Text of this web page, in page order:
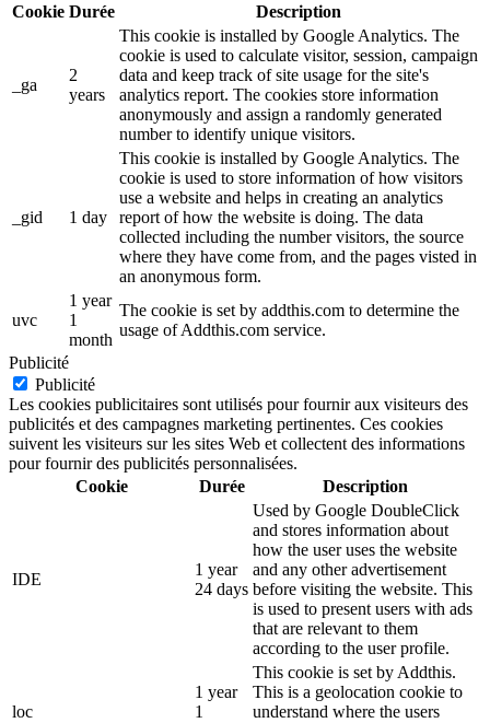
Cookie Durée Description
_ga
2
years
This cookie is installed by Google Analytics. The
cookie is used to calculate visitor, session, campaign
data and keep track of site usage for the site's
analytics report. The cookies store information
anonymously and assign a randomly generated
number to identify unique visitors.
_gid 1 day
This cookie is installed by Google Analytics. The
cookie is used to store information of how visitors
use a website and helps in creating an analytics
report of how the website is doing. The data
collected including the number visitors, the source
where they have come from, and the pages visted in
an anonymous form.
uvc
1 year
1
month
The cookie is set by addthis.com to determine the
usage of Addthis.com service.
Publicité
Publicité
Les cookies publicitaires sont utilisés pour fournir aux visiteurs des
publicités et des campagnes marketing pertinentes. Ces cookies
suivent les visiteurs sur les sites Web et collectent des informations
pour fournir des publicités personnalisées.
Cookie
Durée Description
IDE
1 year
24 days
Used by Google DoubleClick
and stores information about
how the user uses the website
and any other advertisement
before visiting the website. This
is used to present users with ads
that are relevant to them
according to the user profile.
loc
1 year
1
This cookie is set by Addthis.
This is a geolocation cookie to
understand where the users